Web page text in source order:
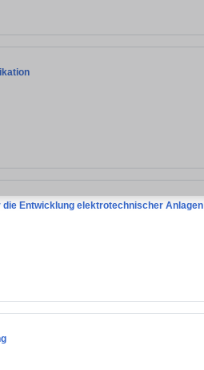
Entwicklung elektrotechnischer Anlagen